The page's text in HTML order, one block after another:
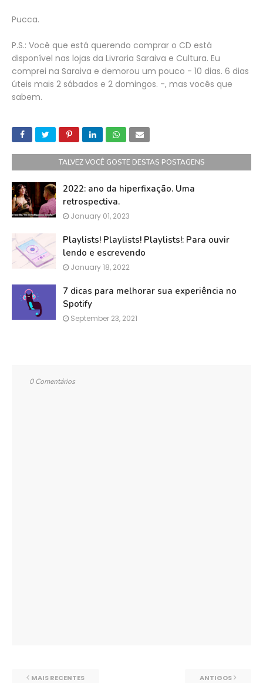
Pucca.
P.S.: Você que está querendo comprar o CD está
disponível nas lojas da Livraria Saraiva e Cultura. Eu
comprei na Saraiva e demorou um pouco - 10 dias. 6 dias
úteis mais 2 sábados e 2 domingos. -, mas vocês que
sabem.
TALVEZ VOCÊ GOSTE DESTAS POSTAGENS
2022: ano da hiperfixação. Uma
retrospectiva.
January 01, 2023
Playlists! Playlists! Playlists!: Para ouvir
lendo e escrevendo
January 18, 2022
7 dicas para melhorar sua experiência no
Spotify
September 23, 2021
0 Comentários
MAIS RECENTES ANTIGOS